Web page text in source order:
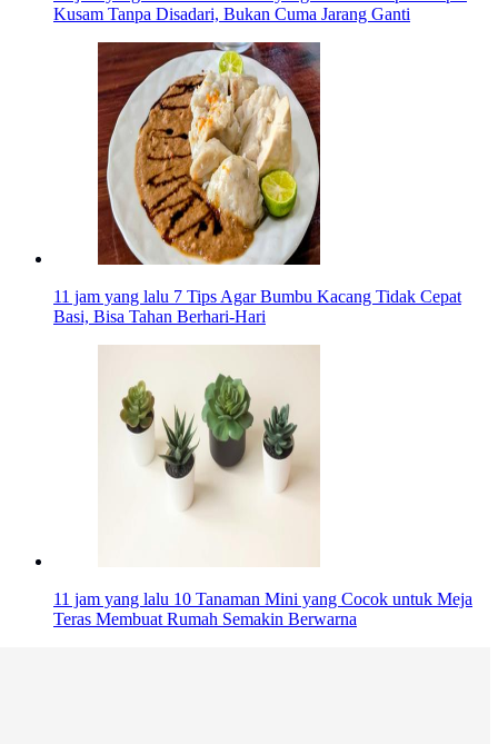
Kusam Tanpa Disadari, Bukan Cuma Jarang Ganti
11 jam yang lalu 7 Tips Agar Bumbu Kacang Tidak Cepat
Basi, Bisa Tahan Berhari-Hari
11 jam yang lalu 10 Tanaman Mini yang Cocok untuk Meja
Teras Membuat Rumah Semakin Berwarna